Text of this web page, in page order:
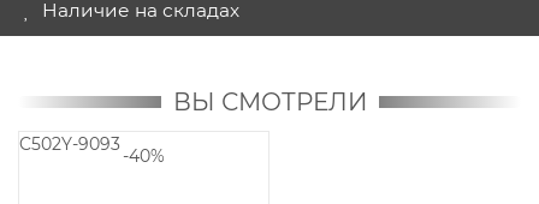
Наличие на складах
ВЫ СМОТРЕЛИ
C502Y-9093
-40%